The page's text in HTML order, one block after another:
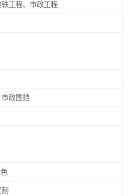
工程、市政工程
政围挡